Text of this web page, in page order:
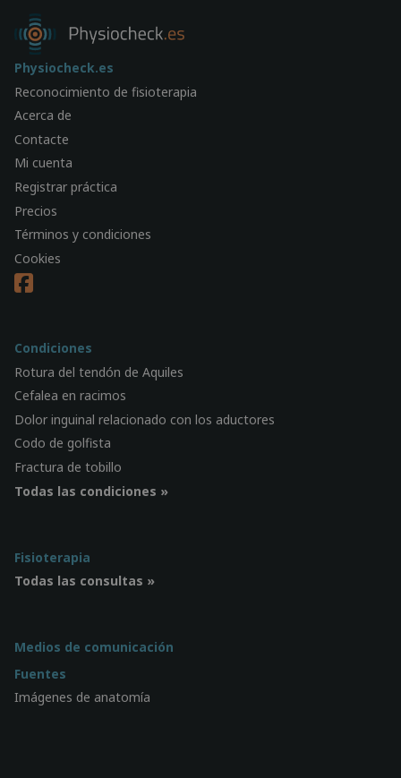
Physiocheck.es
Reconocimiento de fisioterapia
Acerca de
Contacte
Mi cuenta
Registrar práctica
Precios
Términos y condiciones
Cookies
Condiciones
Rotura del tendón de Aquiles
Cefalea en racimos
Dolor inguinal relacionado con los aductores
Codo de golfista
Fractura de tobillo
Todas las condiciones »
Fisioterapia
Todas las consultas »
Medios de comunicación
Fuentes
Imágenes de anatomía